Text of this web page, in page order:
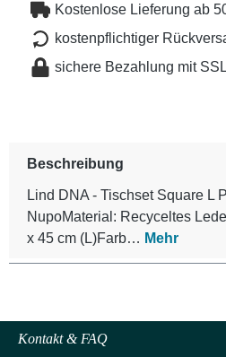
Kostenlose Lieferung ab
kostenpflichtiger
sichere Bezahlung mit
Beschreibung
Lind DNA - Tischset Square L
NupoMaterial: Recyceltes
x 45 cm (L)Farb… Mehr
Kontakt & FAQ